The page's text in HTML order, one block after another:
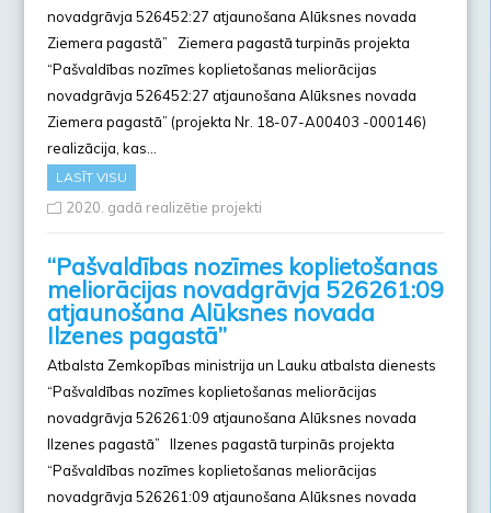
novadgrāvja 526452:27 atjaunošana Alūksnes novada
Ziemera pagastā” Ziemera pagastā turpinās projekta
“Pašvaldības nozīmes koplietošanas meliorācijas
novadgrāvja 526452:27 atjaunošana Alūksnes novada
Ziemera pagastā” (projekta Nr. 18-07-A00403 -000146)
realizācija, kas…
LASĪT VISU
2020. gadā realizētie projekti
“Pašvaldības nozīmes koplietošanas
meliorācijas novadgrāvja 526261:09
atjaunošana Alūksnes novada
Ilzenes pagastā”
Atbalsta Zemkopības ministrija un Lauku atbalsta dienests
“Pašvaldības nozīmes koplietošanas meliorācijas
novadgrāvja 526261:09 atjaunošana Alūksnes novada
Ilzenes pagastā” Ilzenes pagastā turpinās projekta
“Pašvaldības nozīmes koplietošanas meliorācijas
novadgrāvja 526261:09 atjaunošana Alūksnes novada